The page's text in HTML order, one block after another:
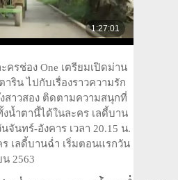
ครช่อง One เตรียมเปิดม่าน
าริน ไปกับเรื่องราวความรัก
สาวสอง ติดตามความสนุกที่
น้ำตานี้ได้ในละคร เลดี้บาน
จันทร์-อังคาร เวลา 20.15 น.
ร เลดี้บานฉ่ำ เริ่มตอนแรกวัน
2563